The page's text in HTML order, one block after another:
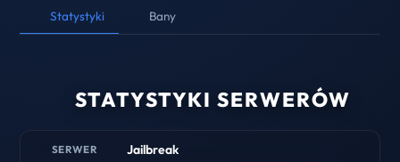
Statystyki Bany
STATYSTYKI SERWERÓW
SERWER Jailbreak